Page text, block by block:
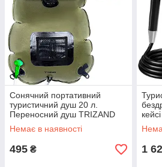
Сонячний портативний
туристичний душ 20 л.
Переносний душ TRIZAND
23495
Немає в наявності
495 ₴
кейсі
1